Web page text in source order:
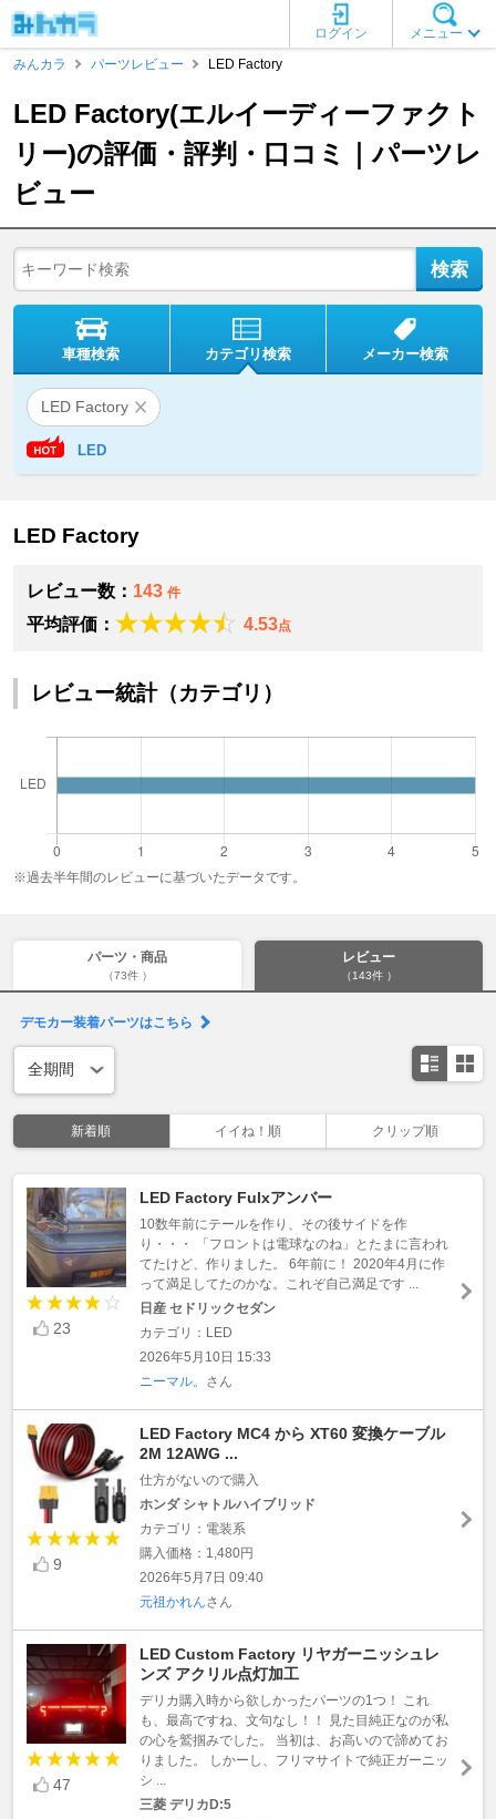
メニュー
ログイン
みんカラ
パーツレビュー LED Factory
LED Factory(エルイーディーファクト
リー)の評価・評判・口コミ｜パーツレ
ビュー
車種検索 カテゴリ検索 メーカー検索
LED Factory
LED
LED Factory
レビュー数： 143 件
平均評価： 4.53点
レビュー統計（カテゴリ）
※過去半年間のレビューに基づいたデータです。
パーツ・商品
（73件 ）
レビュー
（143件 ）
デモカー装着パーツはこちら
新着順 イイね！順 クリップ順
23
LED Factory Fulxアンバー
10数年前にテールを作り、その後サイドを作
り・・・ 「フロントは電球なのね」とたまに言われ
てたけど、作りました。 6年前に！ 2020年4月に作
って満足してたのかな。これぞ自己満足です ...
日産 セドリックセダン
カテゴリ：LED
2026年5月10日 15:33
ニーマル。 さん
9
LED Factory MC4 から XT60 変換ケーブル
2M 12AWG ...
仕方がないので購入
ホンダ シャトルハイブリッド
カテゴリ：電装系
購入価格：1,480円
2026年5月7日 09:40
元祖かれんさん
47
LED Custom Factory リヤガーニッシュレ
ンズ アクリル点灯加工
デリカ購入時から欲しかったパーツの1つ！ これ
も、最高ですね、文句なし！！ 見た目純正なのが私
の心を鷲掴みでした。 当初は、お高いので諦めてお
りました。 しかーし、フリマサイトで純正ガーニッ
シ ...
三菱 デリカD:5